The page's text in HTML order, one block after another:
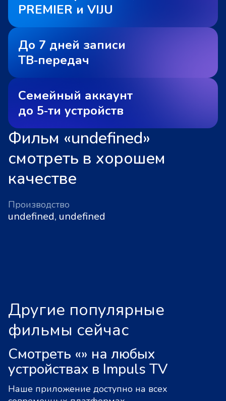
PREMIER и VIJU
До 7 дней записи
ТВ‑передач
Семейный аккаунт
до 5‑ти устройств
Фильм «undefined»
смотреть в хорошем
качестве
Производство
undefined, undefined
Другие популярные
фильмы сейчас
Смотреть «» на любых
устройствах в Impuls TV
Наше приложение доступно на всех